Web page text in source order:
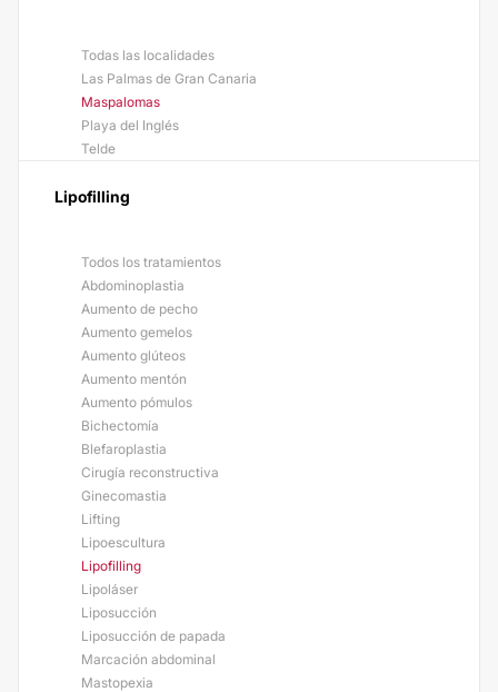
Todas las localidades
Las Palmas de Gran Canaria
Maspalomas
Playa del Inglés
Telde
Lipofilling
Todos los tratamientos
Abdominoplastia
Aumento de pecho
Aumento gemelos
Aumento glúteos
Aumento mentón
Aumento pómulos
Bichectomía
Blefaroplastia
Cirugía reconstructiva
Ginecomastia
Lifting
Lipoescultura
Lipofilling
Lipoláser
Liposucción
Liposucción de papada
Marcación abdominal
Mastopexia